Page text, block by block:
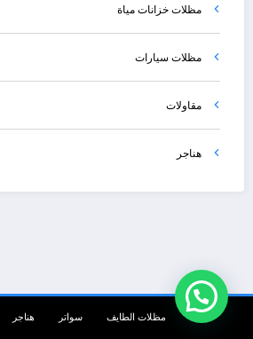
مظلات خزانات مياة
مظلات سيارات
مقاولات
هناجر
مظلات الطايف سواتر هناجر